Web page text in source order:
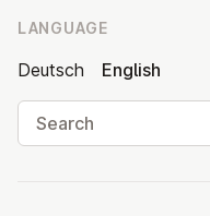
LANGUAGE
Deutsch
English
Search